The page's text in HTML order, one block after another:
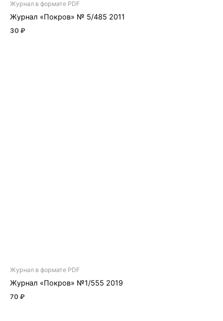
Журнал в формате PDF
Журнал «Покров» № 5/485 2011
30₽
Журнал в формате PDF
Журнал «Покров» №1/555 2019
70₽